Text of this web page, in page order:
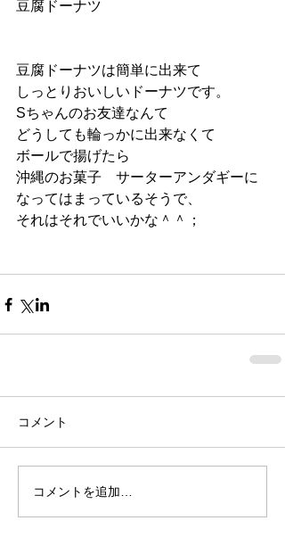
豆腐ドーナツ
豆腐ドーナツは簡単に出来て
しっとりおいしいドーナツです。
Sちゃんのお友達なんて
どうしても輪っかに出来なくて
ボールで揚げたら
沖縄のお菓子　サーターアンダギーに
なってはまっているそうで、
それはそれでいいかな＾＾；
コメント
コメントを追加…